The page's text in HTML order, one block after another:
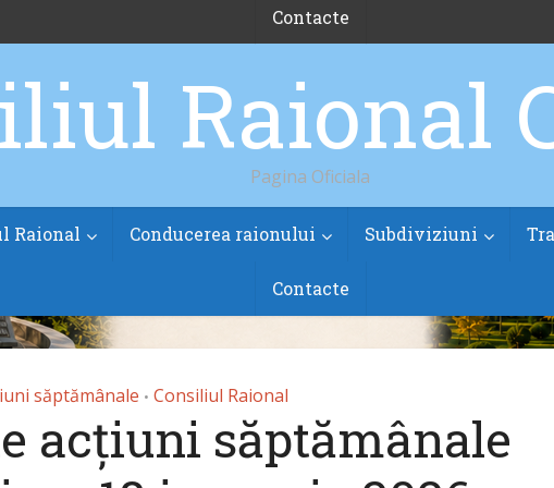
Pagina Oficiala
Raional Conducerea raionului Subdiviziuni
Contacte
Contacte
săptămânale • Consiliul Raional
acțiuni săptămânale